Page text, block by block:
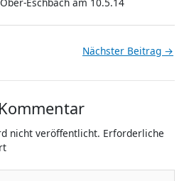
Nächster Beitrag →
nicht veröffentlicht. Erforderliche